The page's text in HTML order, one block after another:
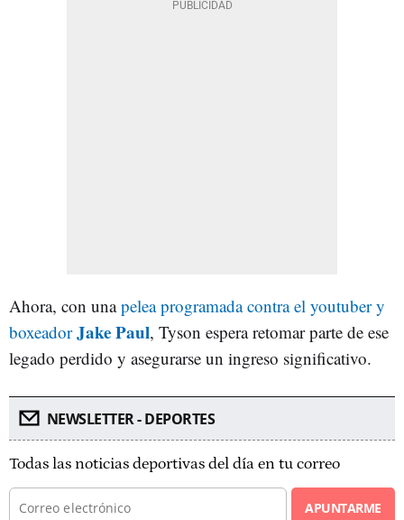
Ahora, con unapelea programada contra el youtuber y
boxeadorJake Paul, Tyson espera retomar parte de ese
legado perdido y asegurarse un ingreso significativo.
NEWSLETTER - DEPORTES
Todas las noticias deportivas del día en tu correo
APUNTARME